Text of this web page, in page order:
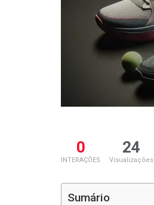
0
INTERAÇÕES
24
Visualizações
Sumário